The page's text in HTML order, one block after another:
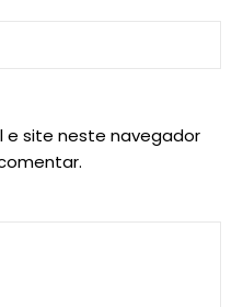
e site neste navegador